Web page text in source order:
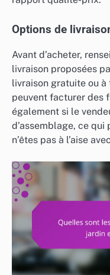
Options de
Avant d’acheter,
livraison proposées
livraison gratuite ou à
peuvent facturer des
également si le
d’assemblage, ce qui
n’êtes pas à l’aise